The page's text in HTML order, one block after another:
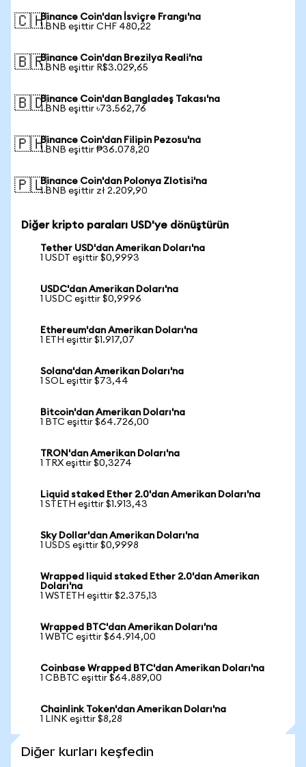
🇨🇭Binance Coin'dan İsviçre Frangı'na
1 BNB eşittir CHF 480,22
🇧🇷Binance Coin'dan Brezilya Reali'na
1 BNB eşittir R$3.029,65
🇧🇩Binance Coin'dan Bangladeş Takası'na
1 BNB eşittir ৳73.562,76
🇵🇭Binance Coin'dan Filipin Pezosu'na
1 BNB eşittir ₱36.078,20
🇵🇱Binance Coin'dan Polonya Zlotisi'na
1 BNB eşittir zł 2.209,90
Diğer kripto paraları USD'ye dönüştürün
Tether USD'dan Amerikan Doları'na
1 USDT eşittir $0,9993
USDC'dan Amerikan Doları'na
1 USDC eşittir $0,9996
Ethereum'dan Amerikan Doları'na
1 ETH eşittir $1.917,07
Solana'dan Amerikan Doları'na
1 SOL eşittir $73,44
Bitcoin'dan Amerikan Doları'na
1 BTC eşittir $64.726,00
TRON'dan Amerikan Doları'na
1 TRX eşittir $0,3274
Liquid staked Ether 2.0'dan Amerikan Doları'na
1 STETH eşittir $1.913,43
Sky Dollar'dan Amerikan Doları'na
1 USDS eşittir $0,9998
Wrapped liquid staked Ether 2.0'dan Amerikan
Doları'na
1 WSTETH eşittir $2.375,13
Wrapped BTC'dan Amerikan Doları'na
1 WBTC eşittir $64.914,00
Coinbase Wrapped BTC'dan Amerikan Doları'na
1 CBBTC eşittir $64.889,00
Chainlink Token'dan Amerikan Doları'na
1 LINK eşittir $8,28
Diğer kurları keşfedin